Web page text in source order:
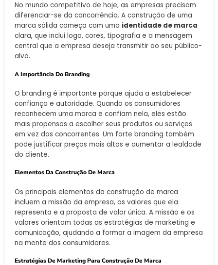
No mundo competitivo de hoje, as empresas precisam
diferenciar-se da concorrência. A construção de uma
marca sólida começa com uma identidade de marca
clara, que inclui logo, cores, tipografia e a mensagem
central que a empresa deseja transmitir ao seu público-
alvo.
A Importância Do Branding
O branding é importante porque ajuda a estabelecer
confiança e autoridade. Quando os consumidores
reconhecem uma marca e confiam nela, eles estão
mais propensos a escolher seus produtos ou serviços
em vez dos concorrentes. Um forte branding também
pode justificar preços mais altos e aumentar a lealdade
do cliente.
Elementos Da Construção De Marca
Os principais elementos da construção de marca
incluem a missão da empresa, os valores que ela
representa e a proposta de valor única. A missão e os
valores orientam todas as estratégias de marketing e
comunicação, ajudando a formar a imagem da empresa
na mente dos consumidores.
Estratégias De Marketing Para Construção De Marca